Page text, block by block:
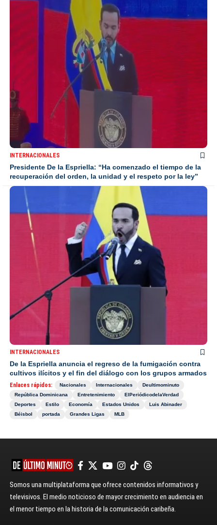
INTERNACIONALES
Presidente De la Espriella: “Ha comenzado el tiempo de la
recuperación del orden, la unidad y el respeto por la ley”
INTERNACIONALES
De la Espriella anuncia el regreso de la fumigación contra
cultivos ilícitos y el fin del diálogo con los grupos armados
Enlaces rápidos: Nacionales Internacionales
Deultimominuto
República Dominicana
Entretenimiento
ElPeriódicodelaVerdad
Deportes
Estilo Economía Estados Unidos
Luis Abinader
Béisbol
portada Grandes Ligas MLB
Somos una multiplataforma que ofrece contenidos informativos y
televisivos. El medio noticioso de mayor crecimiento en audiencia en
el menor tiempo en la historia de la comunicación caribeña.